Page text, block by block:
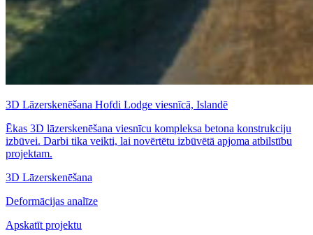
3D Lāzerskenēšana Hofdi Lodge viesnīcā, Islandē
Ēkas 3D lāzerskenēšana viesnīcu kompleksa betona konstrukciju
izbūvei. Darbi tika veikti, lai novērtētu izbūvētā apjoma atbilstību
projektam.
3D Lāzerskenēšana
Deformācijas analīze
Apskatīt projektu